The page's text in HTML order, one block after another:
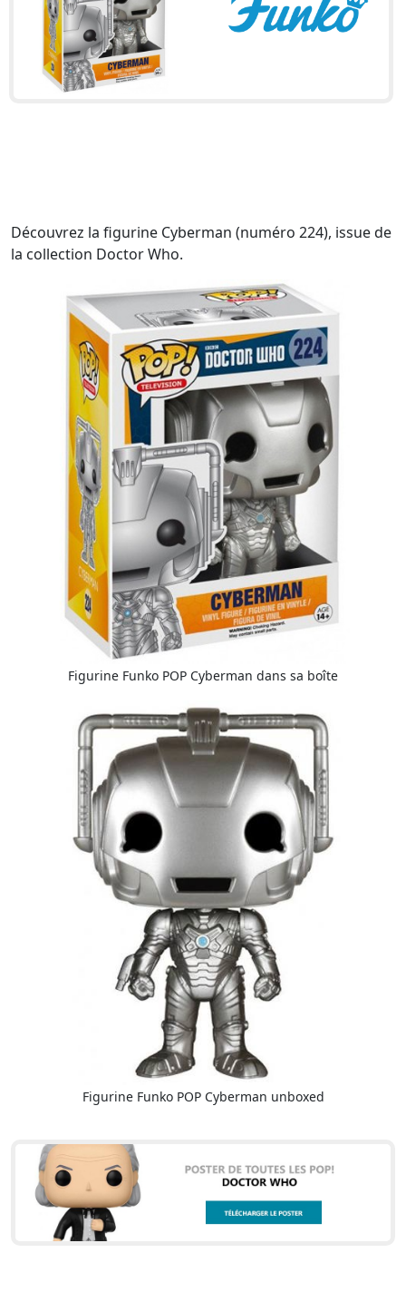
Découvrez la figurine Cyberman (numéro 224), issue de
la collection Doctor Who.
Figurine Funko POP Cyberman dans sa boîte
Figurine Funko POP Cyberman unboxed